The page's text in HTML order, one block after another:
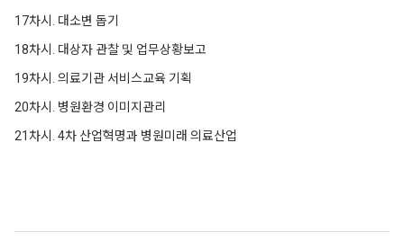
17차시. 대소변 돕기
18차시. 대상자 관찰 및 업무상황보고
19차시. 의료기관 서비스교육 기획
20차시. 병원환경 이미지관리
21차시. 4차 산업혁명과 병원미래 의료산업